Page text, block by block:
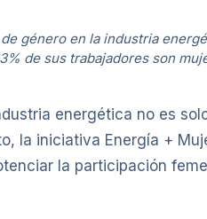
género en la industria
de sus trabajadores son
energética no es
la iniciativa Energía +
la participación